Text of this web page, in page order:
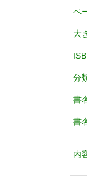
ペ
大
分
書
書
内